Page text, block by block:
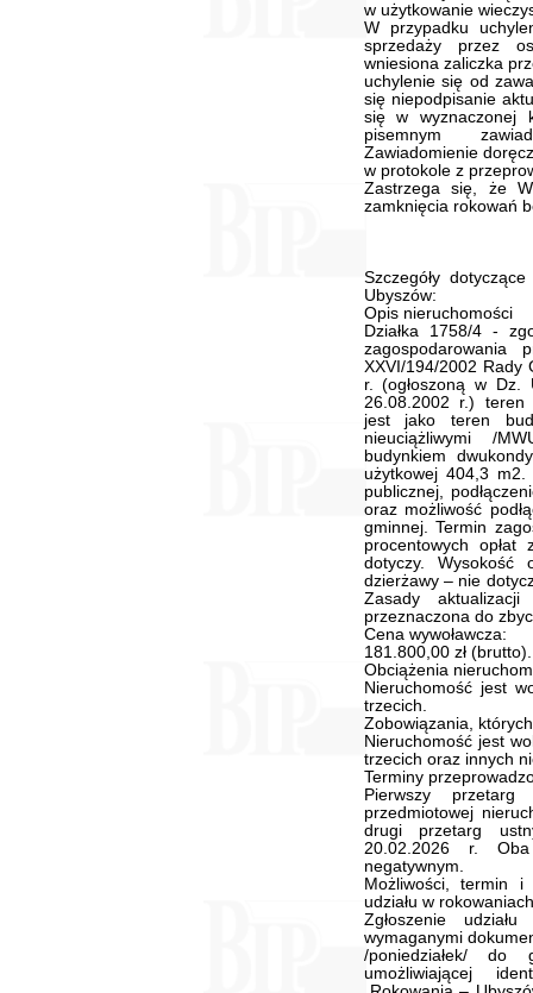
w użytkowanie
W przypadku
sprzedaży przez
wniesiona zaliczka
uchylenie się od
się niepodpisanie
się w wyznaczonej
pisemnym
Zawiadomienie
w protokole z
Zastrzega się, że
zamknięcia rokowań
Szczegóły
Ubyszów:
Opis nieruchomości
Działka 1758/4 -
zagospodarowania
XXVI/194/2002 Rady
r. (ogłoszoną w
26.08.2002 r.) teren
jest jako teren
nieuciążliwymi /
budynkiem
użytkowej 404,3
publicznej,
oraz możliwość
gminnej. Termin
procentowych
dotyczy. Wysokość
dzierżawy – nie
Zasady
przeznaczona do
Cena wywoławcza:
181.800,00 zł (brutto).
Obciążenia
Nieruchomość jest
trzecich.
Zobowiązania,
Nieruchomość jest
trzecich oraz innych
Terminy
Pierwszy
przedmiotowej
drugi przetarg
20.02.2026 r.
negatywnym.
Możliwości, termin i
udziału w
Zgłoszenie
wymaganymi
/poniedziałek/
umożliwiającej